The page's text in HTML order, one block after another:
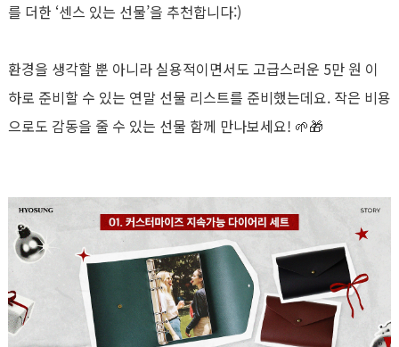
를 더한 ‘센스 있는 선물’을 추천합니다:)
환경을 생각할 뿐 아니라 실용적이면서도 고급스러운 5만 원 이
하로 준비할 수 있는 연말 선물 리스트를 준비했는데요. 작은 비용
으로도 감동을 줄 수 있는 선물 함께 만나보세요! 🌱🎁